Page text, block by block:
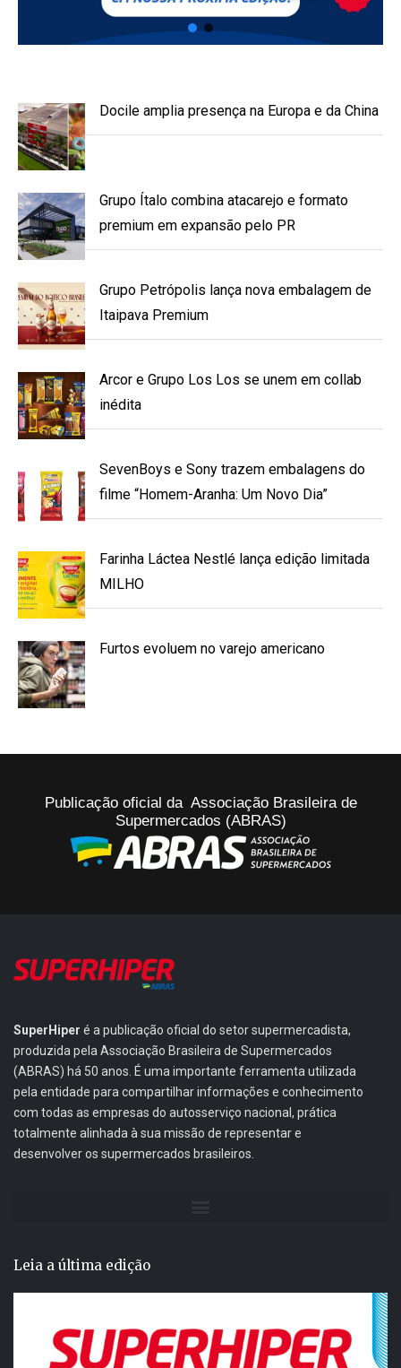
Docile amplia presença na Europa e da China
Grupo Ítalo combina atacarejo e formato
premium em expansão pelo PR
Grupo Petrópolis lança nova embalagem de
Itaipava Premium
Arcor e Grupo Los Los se unem em collab
inédita
SevenBoys e Sony trazem embalagens do
filme “Homem-Aranha: Um Novo Dia”
Farinha Láctea Nestlé lança edição limitada
MILHO
Furtos evoluem no varejo americano
Publicação oficial da Associação Brasileira de
Supermercados (ABRAS)
SuperHiper é a publicação oficial do setor supermercadista,
produzida pela Associação Brasileira de Supermercados
(ABRAS) há 50 anos. É uma importante ferramenta utilizada
pela entidade para compartilhar informações e conhecimento
com todas as empresas do autosserviço nacional, prática
totalmente alinhada à sua missão de representar e
desenvolver os supermercados brasileiros.
Leia a última edição